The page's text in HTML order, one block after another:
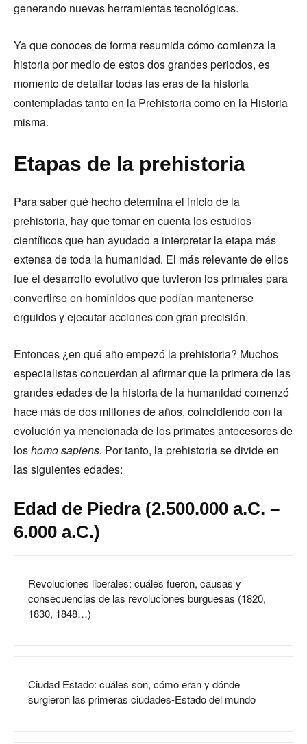
generando nuevas herramientas tecnológicas.
Ya que conoces de forma resumida cómo comienza la
historia por medio de estos dos grandes periodos, es
momento de detallar todas las eras de la historia
contempladas tanto en la Prehistoria como en la Historia
misma.
Etapas de la prehistoria
Para saber qué hecho determina el inicio de la
prehistoria, hay que tomar en cuenta los estudios
científicos que han ayudado a interpretar la etapa más
extensa de toda la humanidad. El más relevante de ellos
fue el desarrollo evolutivo que tuvieron los primates para
convertirse en homínidos que podían mantenerse
erguidos y ejecutar acciones con gran precisión.
Entonces ¿en qué año empezó la prehistoria? Muchos
especialistas concuerdan al afirmar que la primera de las
grandes edades de la historia de la humanidad comenzó
hace más de dos millones de años, coincidiendo con la
evolución ya mencionada de los primates antecesores de
loshomo sapiens. Por tanto, la prehistoria se divide en
las siguientes edades:
Edad de Piedra (2.500.000 a.C. –
6.000 a.C.)
Revoluciones liberales: cuáles fueron, causas y
consecuencias de las revoluciones burguesas (1820,
1830, 1848…)
Ciudad Estado: cuáles son, cómo eran y dónde
surgieron las primeras ciudades-Estado del mundo